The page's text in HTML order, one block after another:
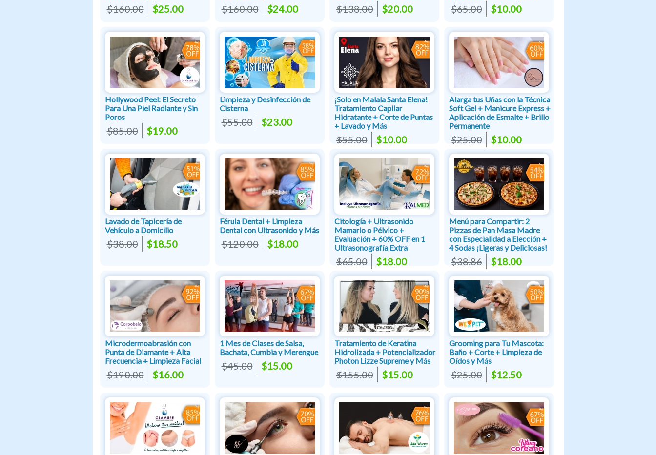
$160.00 $25.00 $160.00 $24.00 $138.00 $20.00 $65.00 $10.00
Hollywood Peel: El Secreto
Para Una Piel Radiante y Sin
Poros
$85.00 $19.00
Limpieza y Desinfección de
Cisterna
$55.00 $23.00
¡Solo en Malala Santa Elena!
Tratamiento Capilar
Hidratante + Corte de Puntas
+ Lavado y Más
$55.00 $10.00
Alarga tus Uñas con la Técnica
Soft Gel + Manicure Express +
Aplicación de Esmalte + Brillo
Permanente
$25.00 $10.00
Lavado de Tapicería de
Vehículo a Domicilio
$38.00 $18.50
Férula Dental + Limpieza
Dental con Ultrasonido y Más
$120.00 $18.00
Citología + Ultrasonido
Mamario o Pélvico +
Evaluación + 60% OFF en 1
Ultrasonografía Extra
$65.00 $18.00
Menú para Compartir: 2
Pizzas de Pan Masa Madre
con Especialidad a Elección +
4 Sodas ¡Ligeras y Deliciosas!
$38.86 $18.00
Microdermoabrasión con
Punta de Diamante + Alta
Frecuencia + Limpieza Facial
$190.00 $16.00
1 Mes de Clases de Salsa,
Bachata, Cumbia y Merengue
$45.00 $15.00
Tratamiento de Keratina
Hidrolizada + Potencializador
Photon Lizze Supreme y Más
$155.00 $15.00
Grooming para Tu Mascota:
Baño + Corte + Limpieza de
Oídos y Más
$25.00 $12.50